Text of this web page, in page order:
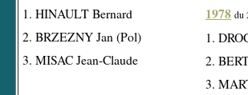
1. HINAULT Bernard
2. BRZEZNY Jan (Pol)
3. MISAC Jean-Claude
1978 du
1.
2.
3.